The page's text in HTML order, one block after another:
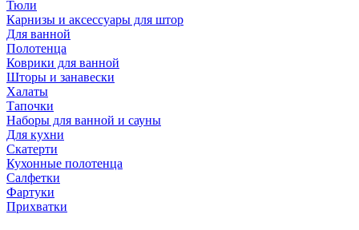
Тюли
Карнизы и аксессуары для штор
Для ванной
Полотенца
Коврики для ванной
Шторы и занавески
Халаты
Тапочки
Наборы для ванной и сауны
Для кухни
Скатерти
Кухонные полотенца
Салфетки
Фартуки
Прихватки